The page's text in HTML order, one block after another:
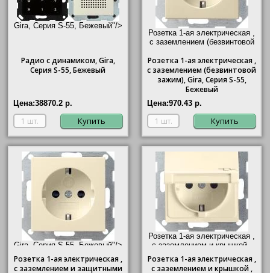
Gira, Серия S-55, Бежевый"/>
Радио с динамиком,Gira,
Серия S-55, Бежевый
Цена:38870.2 р.
Купить
Розетка 1-ая электрическая ,
с заземлением (безвинтовой
Бежевый"/>
Розетка1-ая электрическая ,
с заземлением (безвинтовой
зажим),Gira, Серия S-55,
Бежевый
Цена:970.43 р.
Купить
Gira, Серия S-55, Бежевый"/>
Розетка 1-ая электрическая ,
с заземлением и защитными
Розетка 1-ая электрическая ,
с заземлением и крышкой ,
Розетка1-ая электрическая ,
с заземлением и крышкой ,